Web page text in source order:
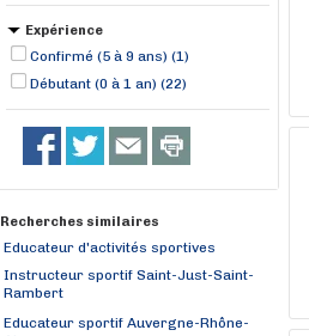
Expérience
Confirmé (5 à 9 ans) (1)
Débutant (0 à 1 an) (22)
Recherches similaires
Educateur d'activités sportives
Instructeur sportif Saint-Just-Saint-
Rambert
Educateur sportif Auvergne-Rhône-